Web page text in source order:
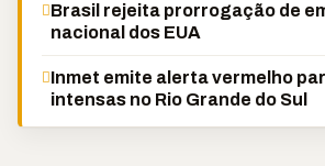
Brasil rejeita prorrogação de
nacional dos EUA
Inmet emite alerta vermelho
intensas no Rio Grande do Sul